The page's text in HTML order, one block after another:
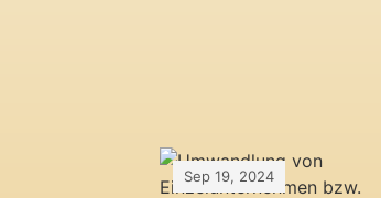
Sep 19, 2024